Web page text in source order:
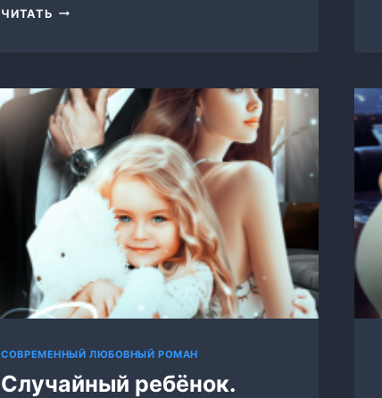
ЧИТАТЬ СЛУЧАЙНАЯ
СОВРЕМЕННЫЙ ЛЮБОВНЫЙ РОМАН
Случайный ребёнок.